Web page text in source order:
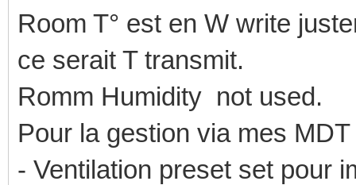
Room T° est en W write
ce serait T transmit.
Romm Humidity not used.
Pour la gestion via mes
- Ventilation preset set pour